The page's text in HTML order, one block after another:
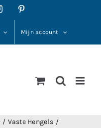
Instagram
Mijn account
Vaste Hengels